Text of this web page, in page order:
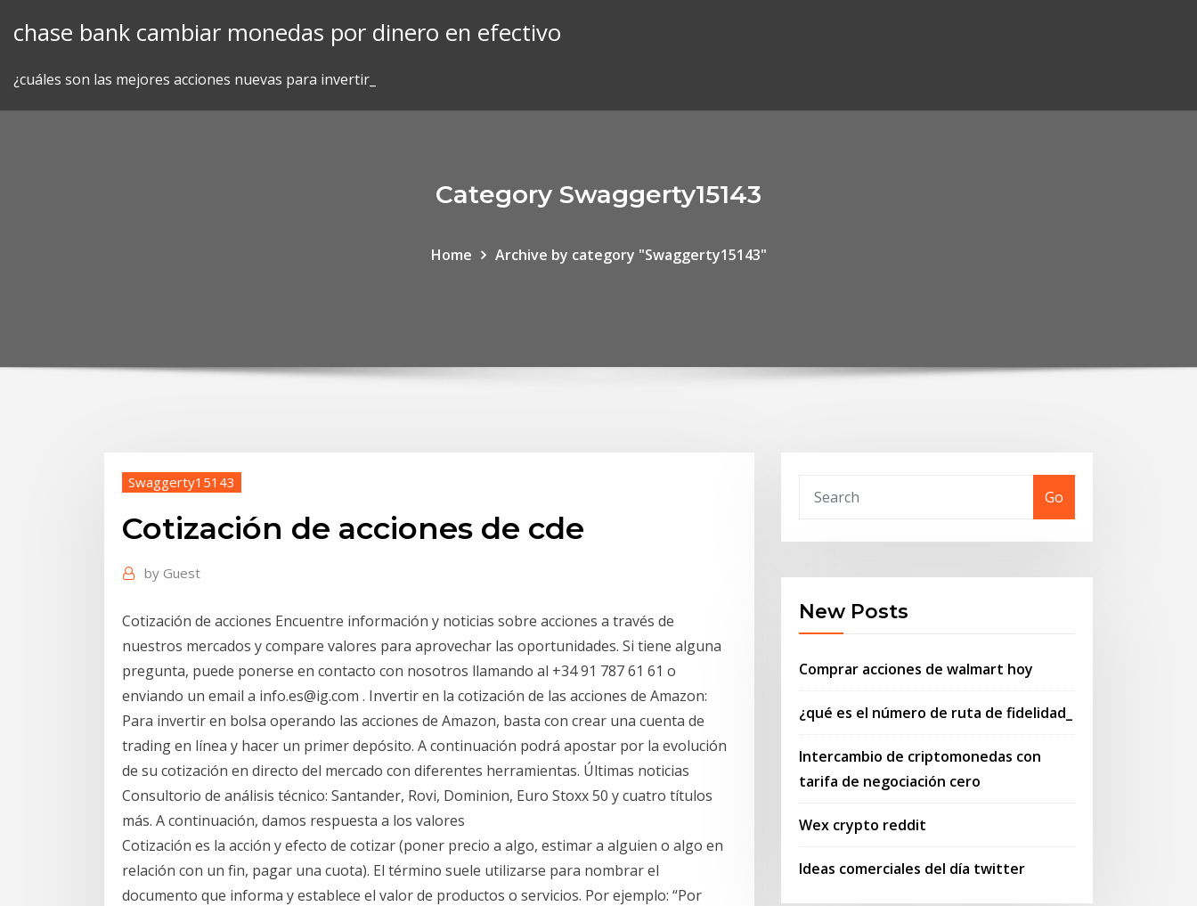
chase bank cambiar monedas por dinero en efectivo
¿cuáles son las mejores acciones nuevas para invertir_
Category Swaggerty15143
Home Archive by category "Swaggerty15143"
Swaggerty15143
Cotización de acciones de cde
by Guest
Cotización de acciones Encuentre información y noticias sobre acciones a través de
nuestros mercados y compare valores para aprovechar las oportunidades. Si tiene alguna
pregunta, puede ponerse en contacto con nosotros llamando al +34 91 787 61 61 o
enviando un email a info.es@ig.com . Invertir en la cotización de las acciones de Amazon:
Para invertir en bolsa operando las acciones de Amazon, basta con crear una cuenta de
trading en línea y hacer un primer depósito. A continuación podrá apostar por la evolución
de su cotización en directo del mercado con diferentes herramientas. Últimas noticias
Consultorio de análisis técnico: Santander, Rovi, Dominion, Euro Stoxx 50 y cuatro títulos
más. A continuación, damos respuesta a los valores
Cotización es la acción y efecto de cotizar (poner precio a algo, estimar a alguien o algo en
relación con un fin, pagar una cuota). El término suele utilizarse para nombrar el
documento que informa y establece el valor de productos o servicios. Por ejemplo: “Por
Go
New Posts
Comprar acciones de walmart hoy
¿qué es el número de ruta de fidelidad_
Intercambio de criptomonedas con
tarifa de negociación cero
Wex crypto reddit
Ideas comerciales del día twitter